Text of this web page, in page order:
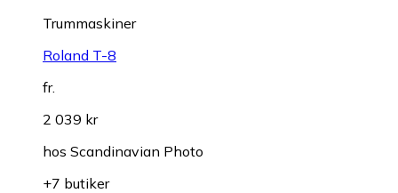
Trummaskiner
Roland T-8
fr.
2 039 kr
hos Scandinavian Photo
+7 butiker